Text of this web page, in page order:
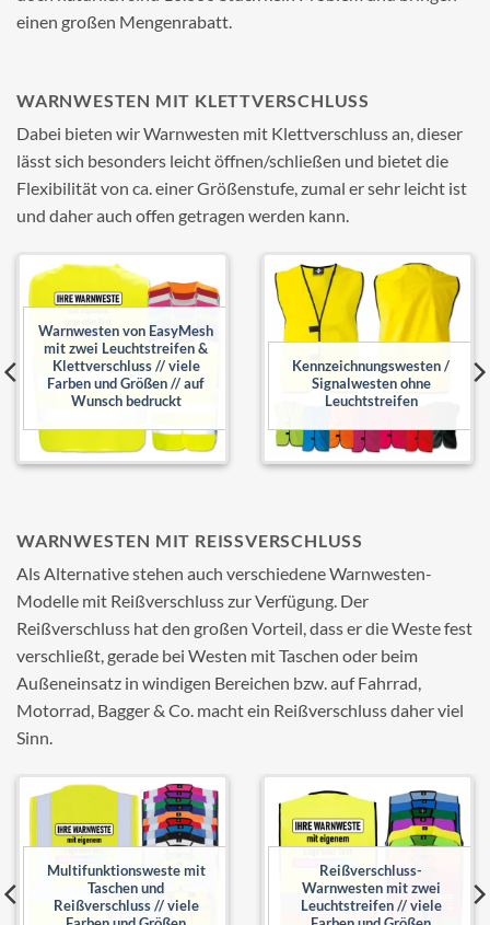
einen großen Mengenrabatt.
WARNWESTEN MIT KLETTVERSCHLUSS
Dabei bieten wir Warnwesten mit Klettverschluss an, dieser
lässt sich besonders leicht öffnen/schließen und bietet die
Flexibilität von ca. einer Größenstufe, zumal er sehr leicht ist
und daher auch offen getragen werden kann.
wishlist
Warnwesten von EasyMesh
mit zwei Leuchtstreifen &
Klettverschluss // viele
Farben und Größen // auf
Wunsch bedruckt
Add to
Kennzeichnungswesten /
Signalwesten ohne
Leuchtstreifen
WARNWESTEN MIT REISSVERSCHLUSS
Als Alternative stehen auch verschiedene Warnwesten-
Modelle mit Reißverschluss zur Verfügung. Der
Reißverschluss hat den großen Vorteil, dass er die Weste fest
verschließt, gerade bei Westen mit Taschen oder beim
Außeneinsatz in windigen Bereichen bzw. auf Fahrrad,
Motorrad, Bagger & Co. macht ein Reißverschluss daher viel
Sinn.
Add to
wishlist
Multifunktionsweste mit
Taschen und
Reißverschluss // viele
Add to
wishlist
Reißverschluss-
Warnwesten mit zwei
Leuchtstreifen // viele